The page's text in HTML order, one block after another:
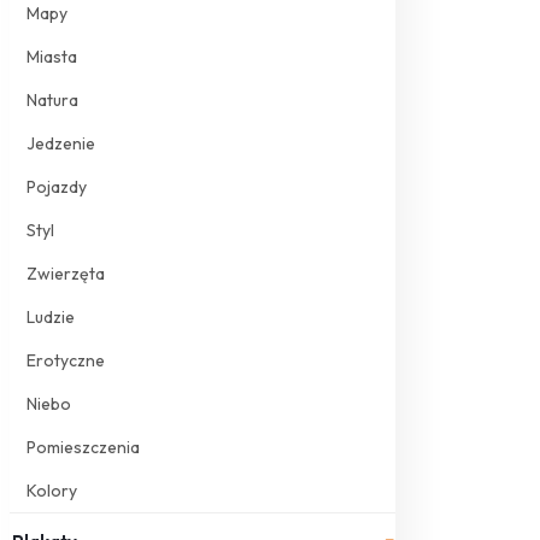
Mapy
Miasta
Natura
Jedzenie
Pojazdy
Styl
Zwierzęta
Ludzie
Erotyczne
Niebo
Pomieszczenia
Kolory